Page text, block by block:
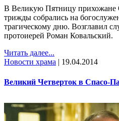
В Великую Пятницу прихожане
трижды собрались на
трагическому дню. Возглавил
протоиерей Роман Ковальский.
Читать далее...
Новости храма | 19.04.2014
Великий Четверток в Спасо-